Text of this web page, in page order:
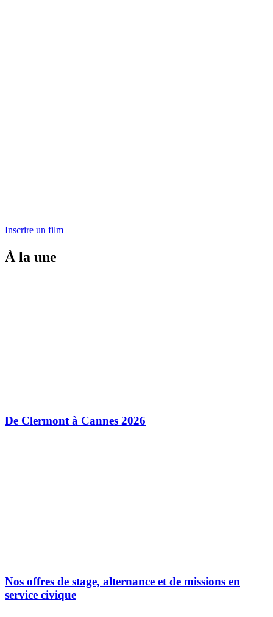
Inscrire un film
À la une
De Clermont à Cannes 2026
Nos offres de stage, alternance et de missions en
service civique